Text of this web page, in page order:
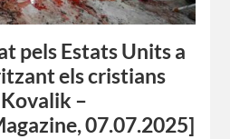
pels Estats Units a
els cristians
–
07.07.2025]